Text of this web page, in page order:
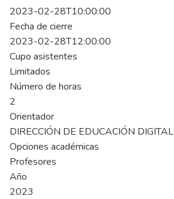
2023-02-28T10:00:00
Fecha de cierre
2023-02-28T12:00:00
Cupo asistentes
Limitados
Número de horas
2
Orientador
DIRECCIÓN DE EDUCACIÓN DIGITAL
Opciones académicas
Profesores
Año
2023